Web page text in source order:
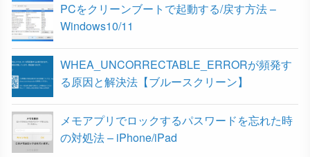
PCをクリーンブートで起動する/戻す方法 –
Windows10/11
WHEA_UNCORRECTABLE_ERRORが頻発す
る原因と解決法【ブルースクリーン】
メモアプリでロックするパスワードを忘れた時
の対処法 – iPhone/iPad